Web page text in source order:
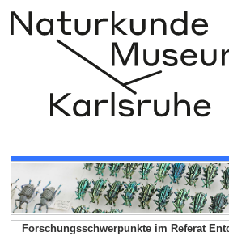
Forschungsschwerpunkte im Referat